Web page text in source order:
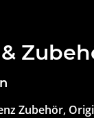
Zubehör,